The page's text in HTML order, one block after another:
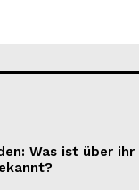
Was ist über ihr